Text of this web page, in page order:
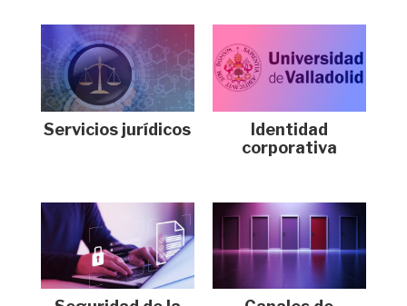
Servicios jurídicos
Identidad
corporativa